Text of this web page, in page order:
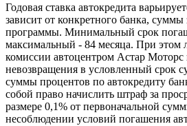
Годовая ставка автокредита
зависит от конкретного банка,
программы. Минимальный срок
максимальный - 84 месяца. При этом
комиссии автоцентром Астар Моторс
невозвращения в условленный срок
суммы процентов по автокредиту
собой право начислить штраф за
размере 0,1% от первоначальной
несоблюдении условий погашения